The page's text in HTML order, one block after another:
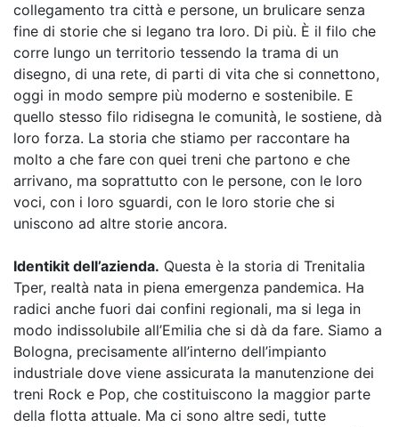
collegamento tra città e persone, un brulicare senza
fine di storie che si legano tra loro. Di più. È il filo che
corre lungo un territorio tessendo la trama di un
disegno, di una rete, di parti di vita che si connettono,
oggi in modo sempre più moderno e sostenibile. E
quello stesso filo ridisegna le comunità, le sostiene, dà
loro forza. La storia che stiamo per raccontare ha
molto a che fare con quei treni che partono e che
arrivano, ma soprattutto con le persone, con le loro
voci, con i loro sguardi, con le loro storie che si
uniscono ad altre storie ancora.
Identikit dell’azienda. Questa è la storia di Trenitalia
Tper, realtà nata in piena emergenza pandemica. Ha
radici anche fuori dai confini regionali, ma si lega in
modo indissolubile all’Emilia che si dà da fare. Siamo a
Bologna, precisamente all’interno dell’impianto
industriale dove viene assicurata la manutenzione dei
treni Rock e Pop, che costituiscono la maggior parte
della flotta attuale. Ma ci sono altre sedi, tutte